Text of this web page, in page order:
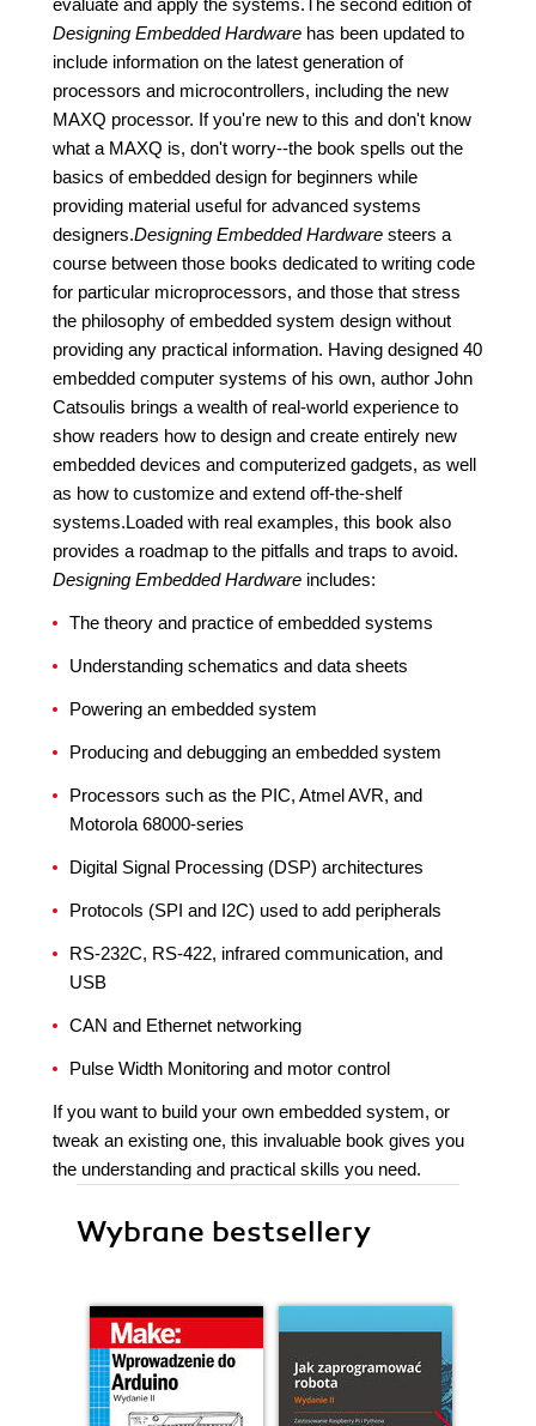
evaluate and apply the systems.The second edition of
Designing Embedded Hardware has been updated to
include information on the latest generation of
processors and microcontrollers, including the new
MAXQ processor. If you're new to this and don't know
what a MAXQ is, don't worry--the book spells out the
basics of embedded design for beginners while
providing material useful for advanced systems
designers.Designing Embedded Hardware steers a
course between those books dedicated to writing code
for particular microprocessors, and those that stress
the philosophy of embedded system design without
providing any practical information. Having designed 40
embedded computer systems of his own, author John
Catsoulis brings a wealth of real-world experience to
show readers how to design and create entirely new
embedded devices and computerized gadgets, as well
as how to customize and extend off-the-shelf
systems.Loaded with real examples, this book also
provides a roadmap to the pitfalls and traps to avoid.
Designing Embedded Hardware includes:
The theory and practice of embedded systems
Understanding schematics and data sheets
Powering an embedded system
Producing and debugging an embedded system
Processors such as the PIC, Atmel AVR, and
Motorola 68000-series
Digital Signal Processing (DSP) architectures
Protocols (SPI and I2C) used to add peripherals
RS-232C, RS-422, infrared communication, and
USB
CAN and Ethernet networking
Pulse Width Monitoring and motor control
If you want to build your own embedded system, or
tweak an existing one, this invaluable book gives you
the understanding and practical skills you need.
Wybrane bestsellery